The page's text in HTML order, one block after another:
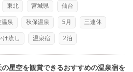
東北 宮城県 仙台
温泉 秋保温泉 5月 三連休
け流し 温泉宿 2泊
の星空を観賞できるおすすめの温泉宿を